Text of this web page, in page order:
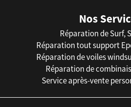
Nos
Réparation de Surf,
Réparation tout support
Réparation de voiles
Réparation de
Service après-vente